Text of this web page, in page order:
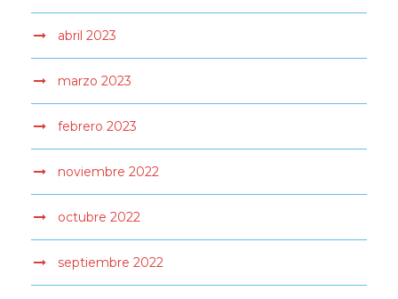
abril 2023
marzo 2023
febrero 2023
noviembre 2022
octubre 2022
septiembre 2022